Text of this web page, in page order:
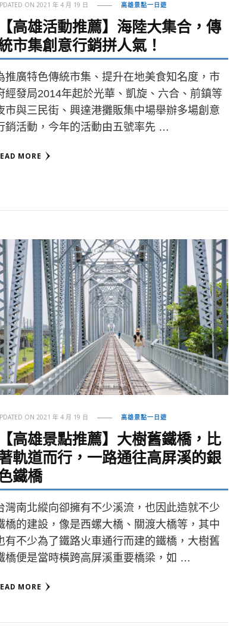
ON 2021 年 4 月 19 日 高雄景點一日遊
【高雄活動推薦】海陸大集合，傳
市集創意行銷拼人氣！
推廣特色傳統市集、提升在地美食知名度，市
經發局2014年起於光華、凱旋、六合、前鎮等
市與三民街、興達港攤販集中場舉辦多場創意
銷活動，今年的活動由五號率先 …
MORE
ON 2021 年 4 月 19 日 高雄景點一日遊
【高雄景點推薦】大樹舊鐵橋，比
軌道而行，一路通往高屏溪的銀
鐵橋
灣南北縱向卻擁有不少溪流，也因此造就不少
橋的建設，像是西螺大橋、關渡大橋等，其中
有不少為了鐵路火車通行而建的鐵橋，大樹舊
橋便是當時橫跨高屏溪重要橋梁，如 …
MORE